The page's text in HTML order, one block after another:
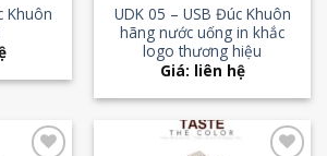
Khuôn
UDK 05 – USB Đúc Khuôn
hãng nước uống in khắc
logo thương hiệu
Giá: liên hệ